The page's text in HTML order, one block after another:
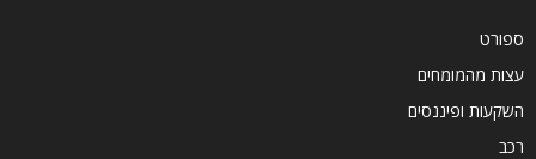
ספורט
עצות מהמומחים
השקעות ופיננסים
רכב